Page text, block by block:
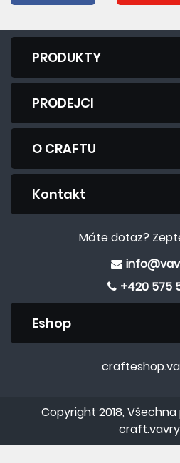
PRODUKTY
PRODEJCI
O CRAFTU
Kontakt
Máte dotaz?
+420 575
Eshop
Copyright 2018,